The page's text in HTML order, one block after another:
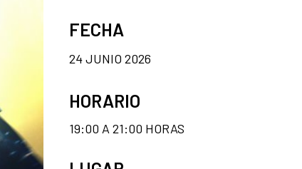
FECHA
24 JUNIO 2026
HORARIO
19:00 A 21:00 HORAS